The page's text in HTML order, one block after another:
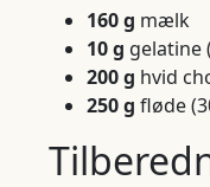
160 g mælk
10 g gelatine
200 g hvid
250 g fløde